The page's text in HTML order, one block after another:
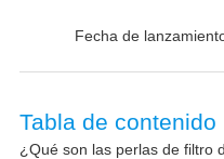
Fecha de
Tabla de contenido
¿Qué son las perlas de filtro